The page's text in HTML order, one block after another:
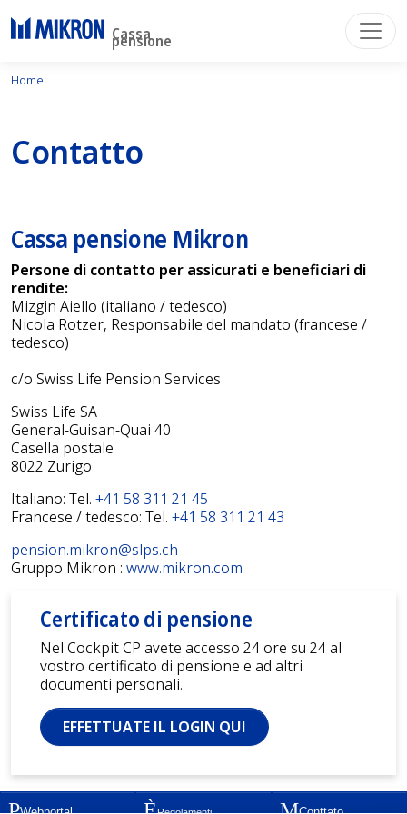
Cassa
pensione
Home
Contatto
Cassa pensione Mikron
Persone di contatto per assicurati e beneficiari di
rendite:
Mizgin Aiello (italiano / tedesco)
Nicola Rotzer, Responsabile del mandato (francese /
tedesco)
c/o Swiss Life Pension Services
Swiss Life SA
General-Guisan-Quai 40
Casella postale
8022 Zurigo
Italiano: Tel. +41 58 311 21 45
Francese / tedesco: Tel. +41 58 311 21 43
pension.mikron@slps.ch
Gruppo Mikron : www.mikron.com
Certificato di pensione
Nel Cockpit CP avete accesso 24 ore su 24 al
vostro certificato di pensione e ad altri
documenti personali.
EFFETTUATE IL LOGIN QUI